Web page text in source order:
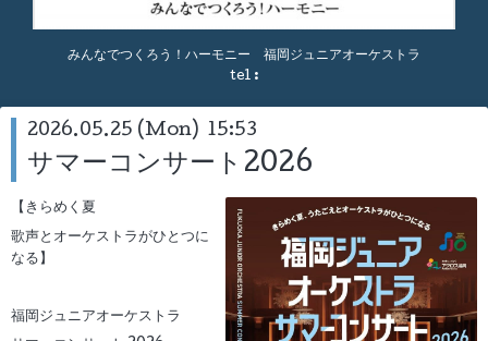
みんなでつくろう！ハーモニー 福岡ジュニアオーケストラ
tel :
2026.05.25 (Mon) 15:53
サマーコンサート2026
【きらめく夏
歌声とオーケストラがひとつに
なる】
福岡ジュニアオーケストラ